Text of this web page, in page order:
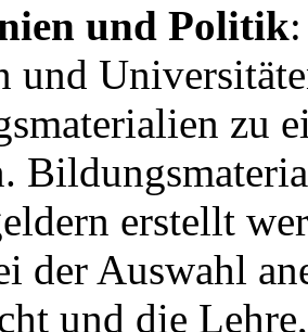
und Politik
und
zu
erstellt
der Auswahl
und die